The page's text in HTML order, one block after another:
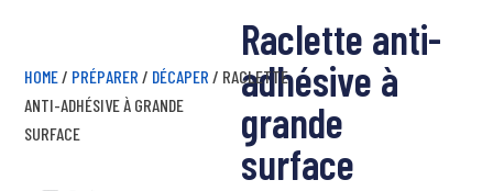
Raclette anti-
adhésive à
grande
surface
HOME / PRÉPARER / DÉCAPER / RACLETTE
ANTI-ADHÉSIVE À GRANDE
SURFACE